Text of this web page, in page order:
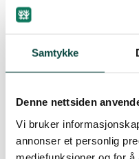
Samtykke
Denne nettsiden
Vi bruker
annonser et personlig
48a). Det er flere
gjør at
straff (jfr. strl.l § 48b:
hatt noen
kan dette ha inspirert
en tilsvarende